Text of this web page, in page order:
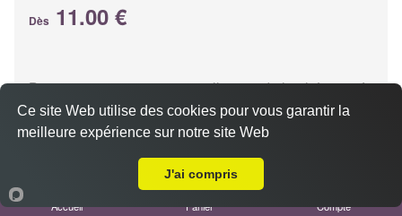
Dès 11.00 €
Base sauce tomate, mozzarella, viande hachée, oeuf
Accueil Panier Compte
Ce site Web utilise des cookies pour vous garantir la
meilleure expérience sur notre site Web
J'ai compris